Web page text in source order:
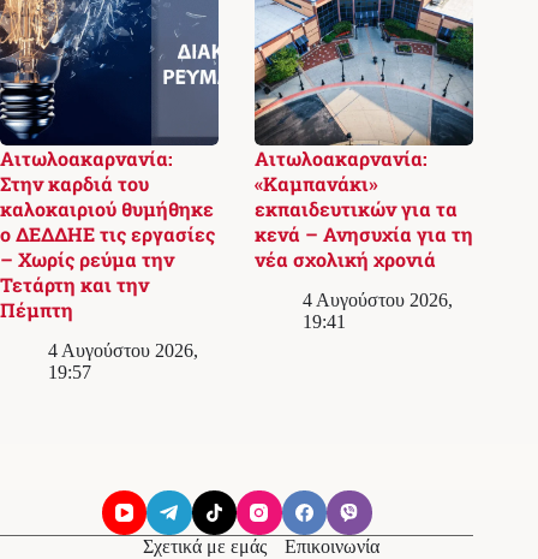
Αιτωλοακαρνανία:
Στην καρδιά του
καλοκαιριού θυμήθηκε
ο ΔΕΔΔΗΕ τις εργασίες
– Χωρίς ρεύμα την
Τετάρτη και την
Πέμπτη
4 Αυγούστου 2026,
19:57
Αιτωλοακαρνανία:
«Καμπανάκι»
εκπαιδευτικών για τα
κενά – Ανησυχία για τη
νέα σχολική χρονιά
4 Αυγούστου 2026,
19:41
Σχετικά με εμάς
Επικοινωνία